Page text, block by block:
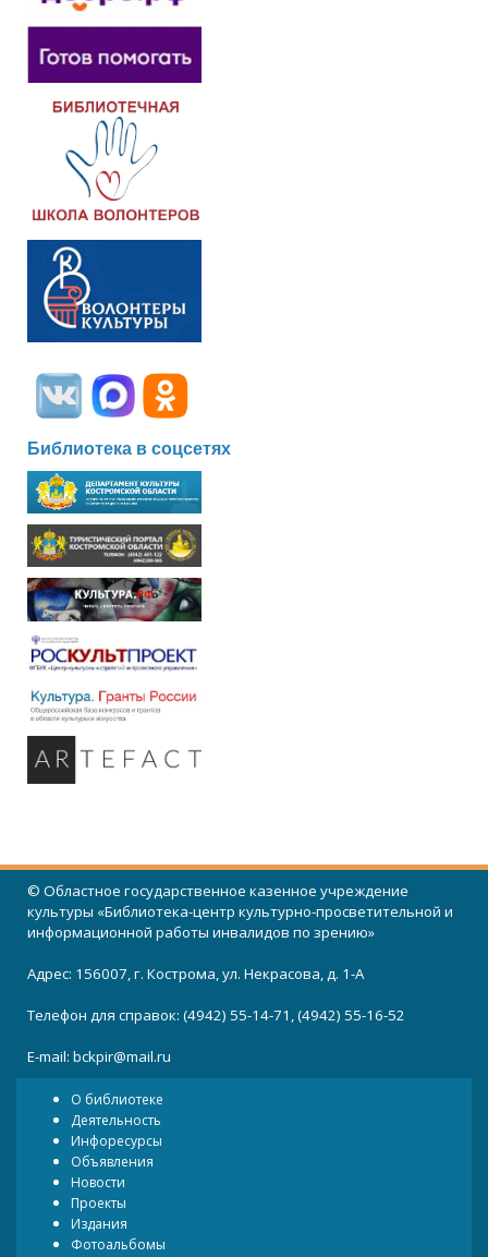
Библиотека в соцсетях
© Областное государственное казенное учреждение
культуры «Библиотека-центр культурно-просветительной и
информационной работы инвалидов по зрению»
Адрес: 156007, г. Кострома, ул. Некрасова, д. 1-А
Телефон для справок: (4942) 55-14-71, (4942) 55-16-52
E-mail: bckpir@mail.ru
О библиотеке
Деятельность
Инфоресурсы
Объявления
Новости
Проекты
Издания
Фотоальбомы